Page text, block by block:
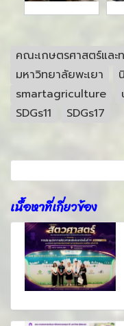
คณะเกษตรศาสตร์และ
มหาวิทยาลัยพะเยา
smartagriculture
SDGs11
SDGs17
เนื้อหาที่เกี่ยวข้อง